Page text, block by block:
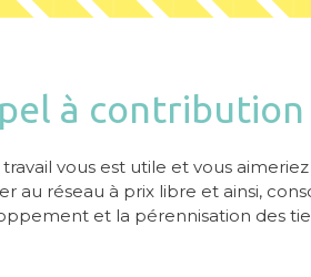
à contribution
vous est utile et vous
au réseau à prix libre et ainsi,
et la pérennisation des